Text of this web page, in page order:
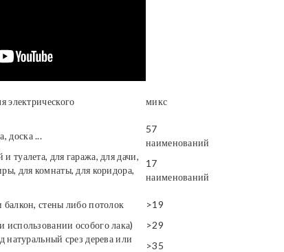
электрического микс
доска ...
57
наименований
туалета, для гаража, для дачи,
для комнаты, для коридора,
17
наименований
балкон, стены либо потолок
>19
использовании особого лака)
>29
натуральный срез дерева или
>35